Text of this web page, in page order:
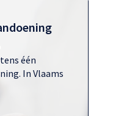
één
In Vlaams